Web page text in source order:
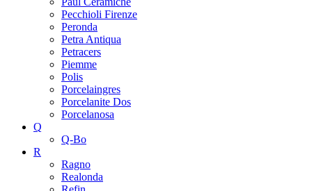
Pecchioli Firenze
Peronda
Petra Antiqua
Petracers
Piemme
Polis
Porcelaingres
Porcelanite Dos
Porcelanosa
Q
Q-Bo
R
Ragno
Realonda